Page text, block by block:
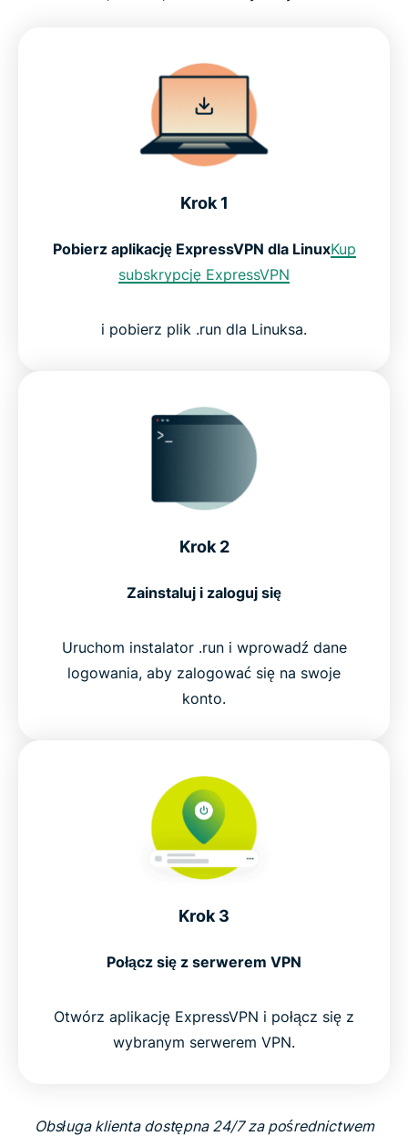
Krok 1
Pobierz aplikację ExpressVPN dla LinuxKup
subskrypcję ExpressVPN
i pobierz plik .run dla Linuksa.
Krok 2
Zainstaluj i zaloguj się
Uruchom instalator .run i wprowadź dane
logowania, aby zalogować się na swoje
konto.
Krok 3
Połącz się z serwerem VPN
Otwórz aplikację ExpressVPN i połącz się z
wybranym serwerem VPN.
Obsługa klienta dostępna 24/7 za pośrednictwem